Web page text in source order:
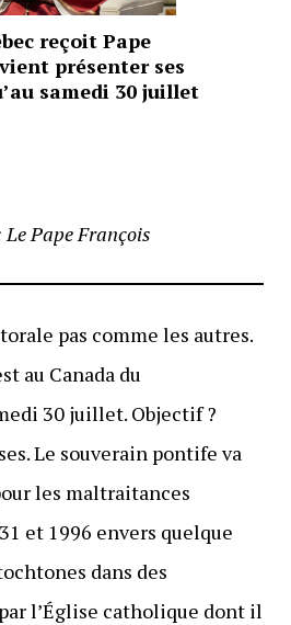
reçoit Pape
présenter ses
samedi 30 juillet
Pape François
pas comme les autres.
au Canada du
30 juillet. Objectif ?
Le souverain pontife va
les maltraitances
et 1996 envers quelque
dans des
l’Église catholique dont il